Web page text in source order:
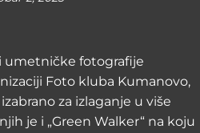
umetničke fotografije
Foto kluba Kumanovo,
za izlaganje u više
je i „Green Walker“ na koju